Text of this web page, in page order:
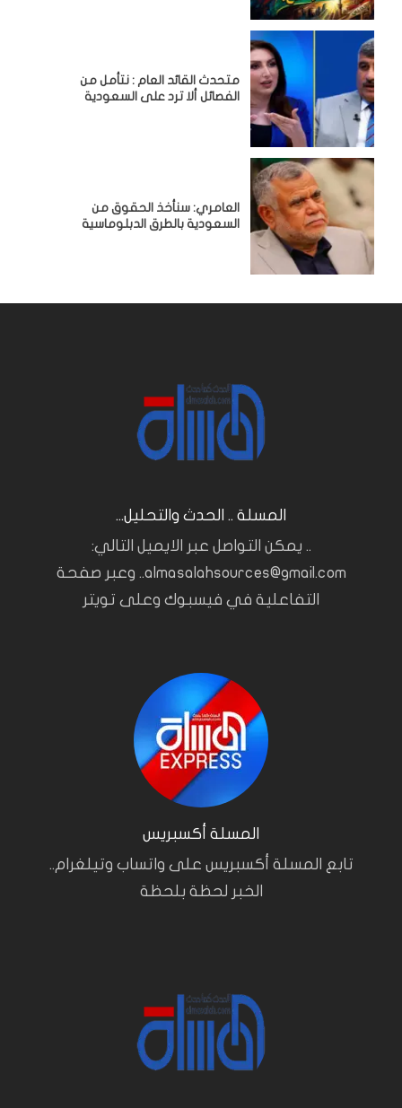
متحدث القائد العام : نتأمل من
الفصائل ألا ترد على السعودية
العامري: سنأخذ الحقوق من
السعودية بالطرق الدبلوماسية
المسلة .. الحدث والتحليل...
.. يمكن التواصل عبر الايميل التالي:
almasalahsources@gmail.com.. وعبر صفحة
التفاعلية في فيسبوك وعلى تويتر
المسلة أكسبريس
تابع المسلة أكسبريس على واتساب وتيلغرام..
الخبر لحظة بلحظة